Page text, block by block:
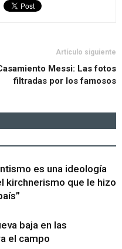
Artículo siguiente
Messi: Las fotos
filtradas por los famosos
es una ideología
kirchnerismo que le hizo
baja en las
el campo